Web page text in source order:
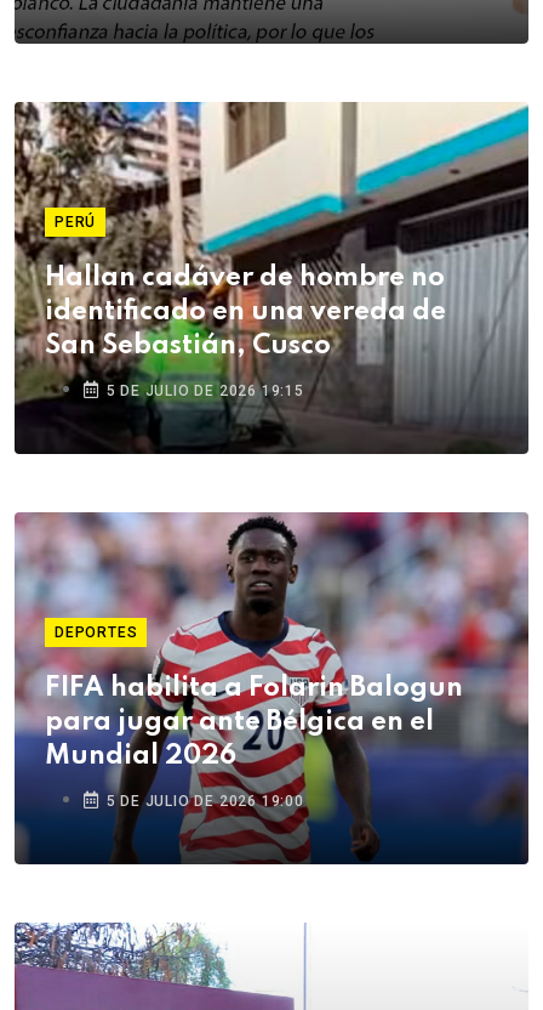
PERÚ
Hallan cadáver de hombre no
identificado en una vereda de
San Sebastián, Cusco
5 DE JULIO DE 2026 19:15
DEPORTES
FIFA habilita a Folarin Balogun
para jugar ante Bélgica en el
Mundial 2026
5 DE JULIO DE 2026 19:00